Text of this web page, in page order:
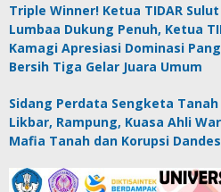
Triple Winner! Ketua TIDAR
Lumbaa Dukung Penuh, Ketua
Kamagi Apresiasi Dominasi
Bersih Tiga Gelar Juara Umum
Sidang Perdata Sengketa
Likbar, Rampung, Kuasa Ahli
Mafia Tanah dan Korupsi Dandes